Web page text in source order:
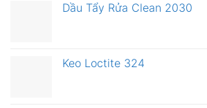
Dầu Tẩy Rửa Clean 2030
Keo Loctite 324